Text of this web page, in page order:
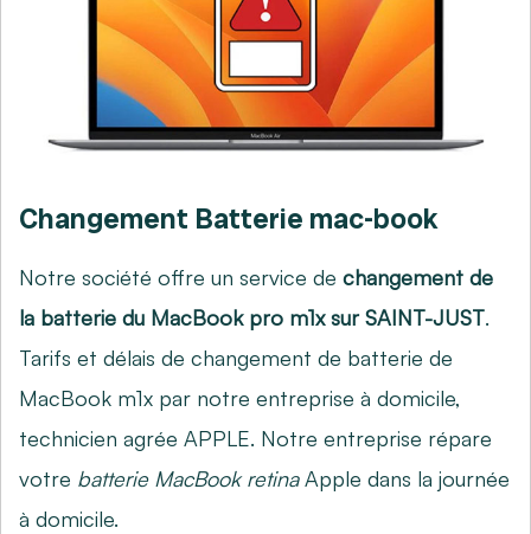
Changement Batterie mac-book
Notre société offre un service de changement de
la batterie du MacBook pro m1x sur SAINT-JUST.
Tarifs et délais de changement de batterie de
MacBook m1x par notre entreprise à domicile,
technicien agrée APPLE. Notre entreprise répare
votre batterie MacBook retinaApple dans la journée
à domicile.